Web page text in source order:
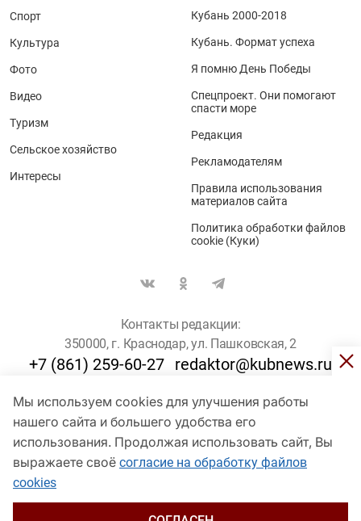
Мы используем cookies для улучшения работы
нашего сайта и большего удобства его
использования. Продолжая использовать сайт, Вы
выражаете своё согласие на обработку файлов
cookies
Спорт
Культура
Фото
Видео
Туризм
Сельское хозяйство
Интересы
Кубань 2000-2018
Кубань. Формат успеха
Я помню День Победы
Спецпроект. Они помогают
спасти море
Редакция
Рекламодателям
Правила использования
материалов сайта
Политика обработки файлов
cookie (Куки)
Контакты редакции:
350000, г. Краснодар, ул. Пашковская, 2
+7 (861) 259-60-27 redaktor@kubnews.ru
Для пользователей старше 16 лет
© Кубанские Новости, 2017
Сетевое издание «kubnews» зарегистрировано Федеральной
службой по надзору в сфере связи, информационных технологий
и массовых коммуникаций (Роскомнадзор). Регистрационный